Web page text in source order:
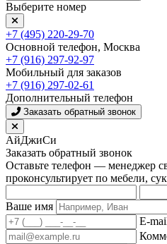
Выберите номер
+7 (495) 220-29-70
Основной телефон, Москва
+7 (916) 297-92-97
Мобильный для заказов
+7 (916) 297-02-61
Дополнительный телефон
Заказать обратный звонок
АйДжиСи
Заказать обратный звонок
Оставьте телефон — менеджер
проконсультирует по мебели,
Ваше имя
E-